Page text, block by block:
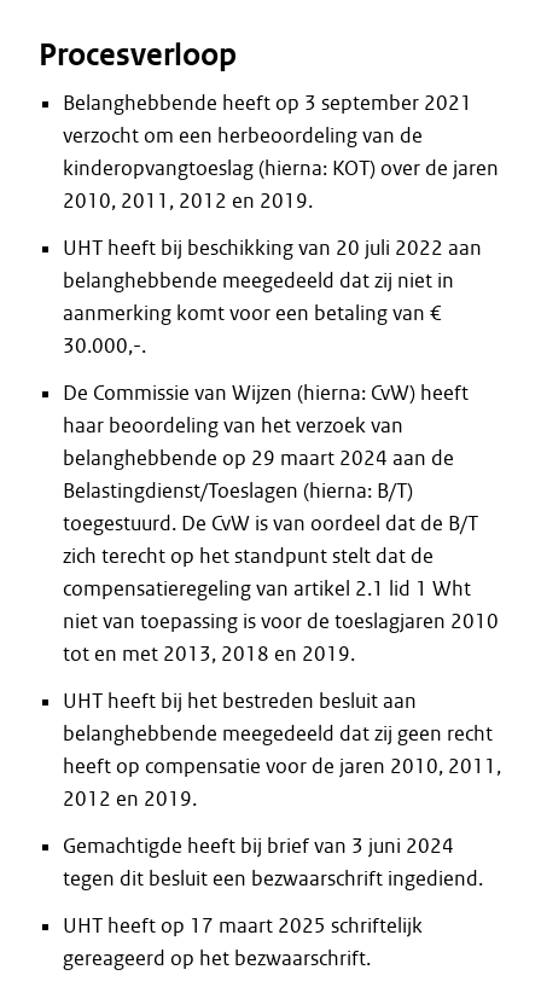
Procesverloop
Belanghebbende heeft op 3 september 2021
verzocht om een herbeoordeling van de
kinderopvangtoeslag (hierna: KOT) over de jaren
2010, 2011, 2012 en 2019.
UHT heeft bij beschikking van 20 juli 2022 aan
belanghebbende meegedeeld dat zij niet in
aanmerking komt voor een betaling van €
30.000,-.
De Commissie van Wijzen (hierna: CvW) heeft
haar beoordeling van het verzoek van
belanghebbende op 29 maart 2024 aan de
Belastingdienst/Toeslagen (hierna: B/T)
toegestuurd. De CvW is van oordeel dat de B/T
zich terecht op het standpunt stelt dat de
compensatieregeling van artikel 2.1 lid 1 Wht
niet van toepassing is voor de toeslagjaren 2010
tot en met 2013, 2018 en 2019.
UHT heeft bij het bestreden besluit aan
belanghebbende meegedeeld dat zij geen recht
heeft op compensatie voor de jaren 2010, 2011,
2012 en 2019.
Gemachtigde heeft bij brief van 3 juni 2024
tegen dit besluit een bezwaarschrift ingediend.
UHT heeft op 17 maart 2025 schriftelijk
gereageerd op het bezwaarschrift.